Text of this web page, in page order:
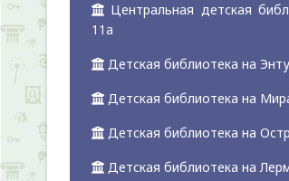
Центральная детская
11а
Детская библиотека на
Детская библиотека на
Детская библиотека на
Детская библиотека на